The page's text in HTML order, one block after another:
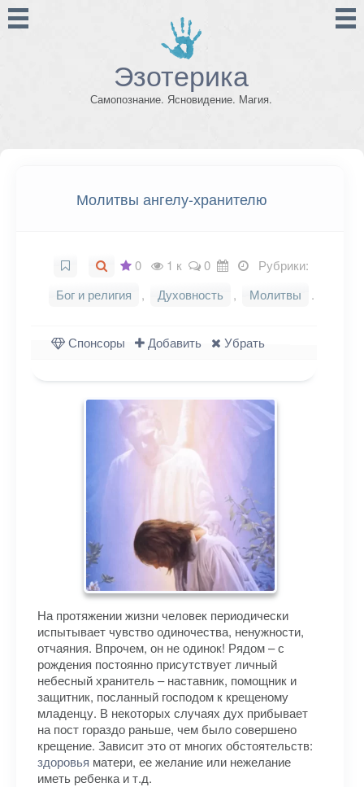
Эзотерика
Самопознание. Ясновидение. Магия.
Молитвы ангелу-хранителю
0 1 к 0
Рубрики:
Бог и религия
, Духовность , Молитвы .
Спонсоры Добавить Убрать
На протяжении жизни человек периодически
испытывает чувство одиночества, ненужности,
отчаяния. Впрочем, он не одинок! Рядом – с
рождения постоянно присутствует личный
небесный хранитель – наставник, помощник и
защитник, посланный господом к крещеному
младенцу. В некоторых случаях дух прибывает
на пост гораздо раньше, чем было совершено
крещение. Зависит это от многих обстоятельств:
здоровья матери, ее желание или нежелание
иметь ребенка и т.д.